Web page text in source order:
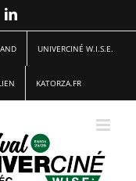
LinkedIn
UNIVERCINÉ W.I.S.E.
KATORZA.FR